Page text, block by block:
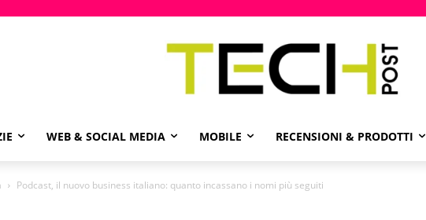
WEB & SOCIAL MEDIA MOBILE RECENSIONI & PRODOTTI
Podcast, il nuovo business italiano: quanto incassano i nomi più seguiti